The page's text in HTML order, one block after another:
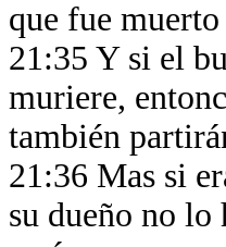
que fue muerto
21:35 Y si el
muriere,
también
21:36 Mas si
su dueño no lo